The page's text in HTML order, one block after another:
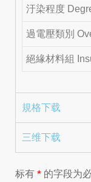
汙染程度
過電壓類別
絕緣材料組
規格下载
三维下载
标有 * 的字段为